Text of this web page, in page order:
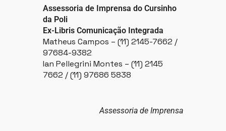
Assessoria de Imprensa do Cursinho
da Poli
Ex-Libris Comunicação Integrada
Matheus Campos – (11) 2145-7662 /
97684-9382
Ian Pellegrini Montes – (11) 2145
7662 / (11) 97686 5838
Assessoria de Imprensa